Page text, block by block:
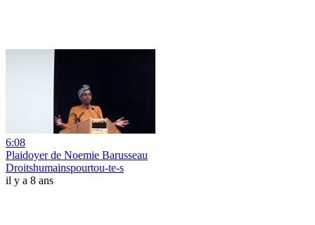
6:08
Plaidoyer de Noemie Barusseau
Droitshumainspourtou-te-s
il y a 8 ans